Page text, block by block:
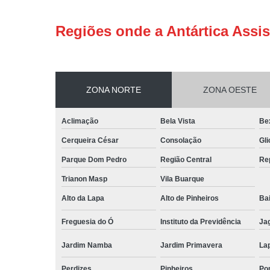
Regiões onde a Antártica
ZONA NORTE ZONA OESTE
Aclimação Bela Vista
Cerqueira César Consolação
Parque Dom Pedro Região Central
Trianon Masp Vila Buarque
Alto da Lapa Alto de Pinheiros
Freguesia do Ó Instituto da Previdência
Jardim Namba Jardim Primavera